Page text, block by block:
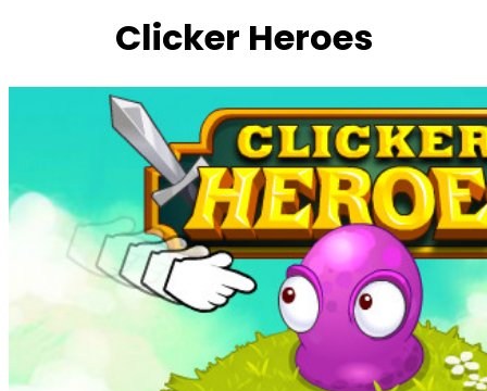
Clicker Heroes